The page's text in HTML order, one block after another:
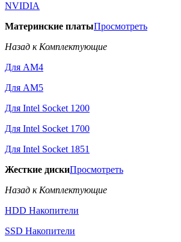
NVIDIA
Материнские платыПросмотреть
Назад к Комплектующие
Для AM4
Для AM5
Для Intel Socket 1200
Для Intel Socket 1700
Для Intel Socket 1851
Жесткие дискиПросмотреть
Назад к Комплектующие
HDD Накопители
SSD Накопители